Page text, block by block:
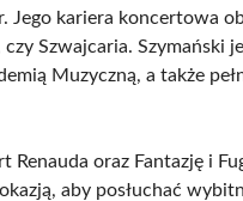
Jego kariera koncertowa
Szwajcaria. Szymański
Muzyczną, a także
Renauda oraz Fantazję i
aby posłuchać